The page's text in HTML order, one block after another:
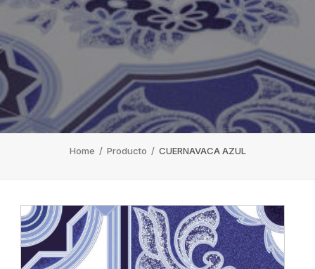
Home / Producto / CUERNAVACA AZUL